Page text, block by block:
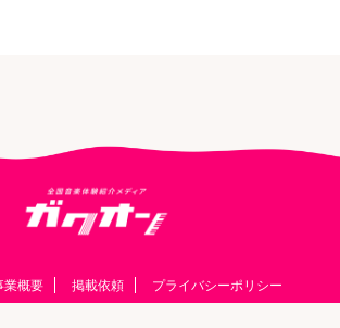
業概要 掲載依頼 プライバシーポリシー